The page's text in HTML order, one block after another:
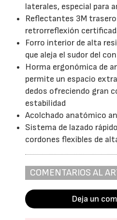
laterales, especial para
Reflectantes 3M
retrorreflexión
Forro interior de alta
que aleja el sudor del
Horma ergonómica de
permite un espacio
dedos ofreciendo gran
estabilidad
Acolchado anatómico
Sistema de lazado
cordones flexibles de
COMENTARIOS AL
Deja un